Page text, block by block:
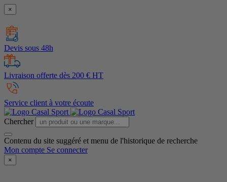
×
Devis sous 48h
Livraison offerte dès 200 € HT
Service client à votre écoute
Chercher
Contenu du site suggéré et menu de l'historique de recherche
Mon compte Se connecter
×